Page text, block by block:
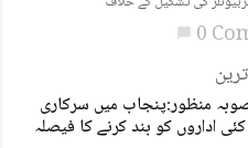
0
منظور:پنجاب میں سرکاری
اداروں کو بند کرنے کا فیصلہ